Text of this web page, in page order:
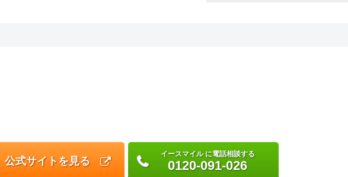
公式サイトを見る
イースマイル に電話相談する
0120-091-026